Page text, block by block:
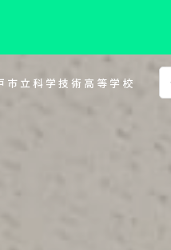
市立科学技術高等学校